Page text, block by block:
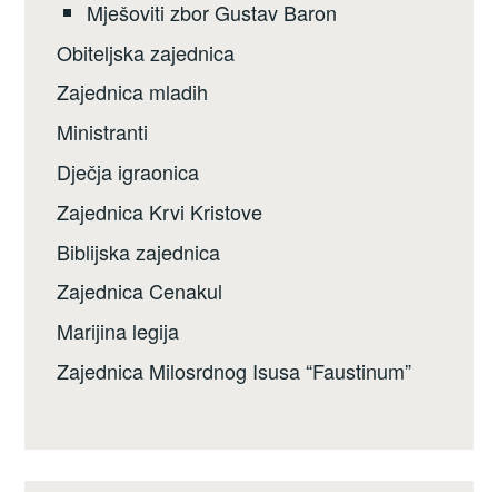
Mješoviti zbor Gustav Baron
Obiteljska zajednica
Zajednica mladih
Ministranti
Dječja igraonica
Zajednica Krvi Kristove
Biblijska zajednica
Zajednica Cenakul
Marijina legija
Zajednica Milosrdnog Isusa “Faustinum”